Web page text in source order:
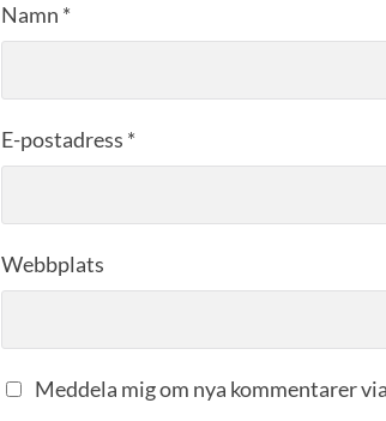
Namn *
E-postadress *
Webbplats
Meddela mig om nya kommentarer